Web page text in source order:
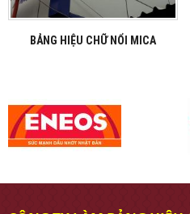
BẢNG HIỆU CHỮ NỔI MICA